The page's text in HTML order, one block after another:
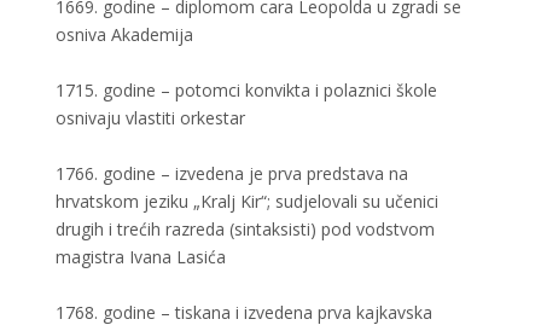
1669. godine – diplomom cara Leopolda u zgradi se
osniva Akademija
1715. godine – potomci konvikta i polaznici škole
osnivaju vlastiti orkestar
1766. godine – izvedena je prva predstava na
hrvatskom jeziku „Kralj Kir“; sudjelovali su učenici
drugih i trećih razreda (sintaksisti) pod vodstvom
magistra Ivana Lasića
1768. godine – tiskana i izvedena prva kajkavska